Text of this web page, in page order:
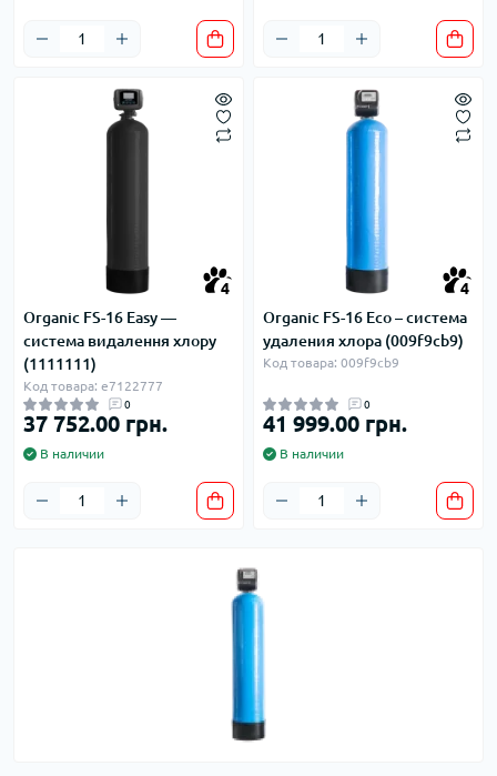
4
Organic FS-16 Easy —
система видалення хлору
(1111111)
Код товара: e7122777
0
37 752.00 грн.
В наличии
4
Organic FS-16 Eco – система
удаления хлора (009f9cb9)
Код товара: 009f9cb9
0
41 999.00 грн.
В наличии